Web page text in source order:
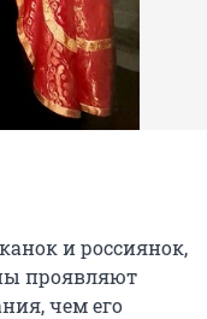
и россиянок,
проявляют
чем его